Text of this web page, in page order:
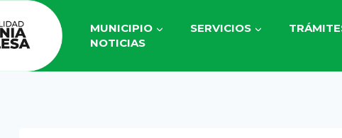
MUNICIPIO SERVICIOS
NOTICIAS